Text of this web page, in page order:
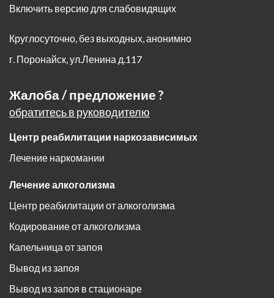
Включить версию для слабовидящих
Круглосуточно, без выходных, анонимно
г. Поронайск,ул.Ленина д.117
Жалоба / предложение ?
обратитесь в руководителю
Центр реабилитации наркозависимых
Лечение наркомании
Лечение алкоголизма
Центр реабилитации от алкоголизма
Кодирование от алкоголизма
Капельница от запоя
Вывод из запоя
Вывод из запоя в стационаре